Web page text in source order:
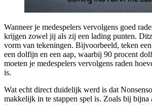
Wanneer je medespelers vervolgens goed
krijgen zowel jij als zij een lading punten.
vorm van tekeningen. Bijvoorbeeld, teken
een dolfijn en een aap, waarbij 90 procent
moeten je medespelers vervolgens raden
is.
Wat echt direct duidelijk werd is dat
makkelijk in te stappen spel is. Zoals bij bijna